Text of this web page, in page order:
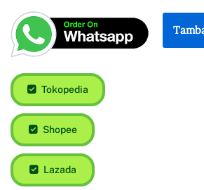
Tokopedia
Shopee
Lazada